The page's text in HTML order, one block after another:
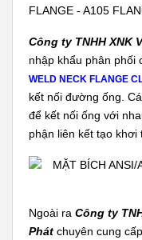
FLANGE - A105
Công ty TNHH XNK
nhập khẩu phân phối
WELD NECK FLANGE
kết nối đường ống.
để kết nối ống với
phận liên kết tạo khơi
Ngoài ra Công ty
Phát chuyên cung